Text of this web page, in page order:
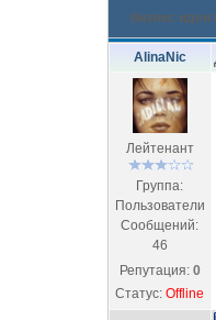
бизнес идеи
AlinaNic
Лейтенант
Группа:
Пользователи
Сообщений:
46
Репутация: 0
Статус:Offline